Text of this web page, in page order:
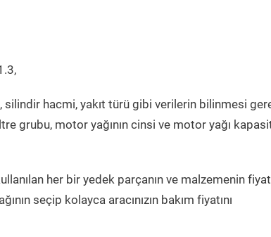
silindir hacmi, yakıt türü gibi verilerin bilinmesi
grubu, motor yağının cinsi ve motor yağı
her bir yedek parçanın ve malzemenin
seçip kolayca aracınızın bakım fiyatını